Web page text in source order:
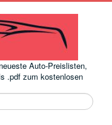
Auto-Preislisten,
.pdf zum kostenlosen